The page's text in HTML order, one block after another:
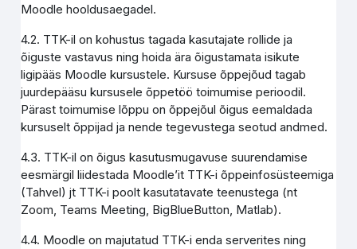
Moodle hooldusaegadel.
4.2. TTK-il on kohustus tagada kasutajate rollide ja
õiguste vastavus ning hoida ära õigustamata isikute
ligipääs Moodle kursustele. Kursuse õppejõud tagab
juurdepääsu kursusele õppetöö toimumise perioodil.
Pärast toimumise lõppu on õppejõul õigus eemaldada
kursuselt õppijad ja nende tegevustega seotud andmed.
4.3. TTK-il on õigus kasutusmugavuse suurendamise
eesmärgil liidestada Moodle’it TTK-i õppeinfosüsteemiga
(Tahvel) jt TTK-i poolt kasutatavate teenustega (nt
Zoom, Teams Meeting, BigBlueButton, Matlab).
4.4. Moodle on majutatud TTK-i enda serverites ning